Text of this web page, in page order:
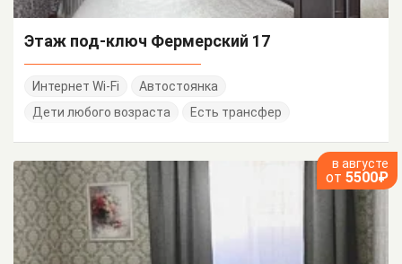
Этаж под-ключ Фермерский 17
Интернет Wi-Fi
Автостоянка
Дети любого возраста
Есть трансфер
в августе
от 5500₽